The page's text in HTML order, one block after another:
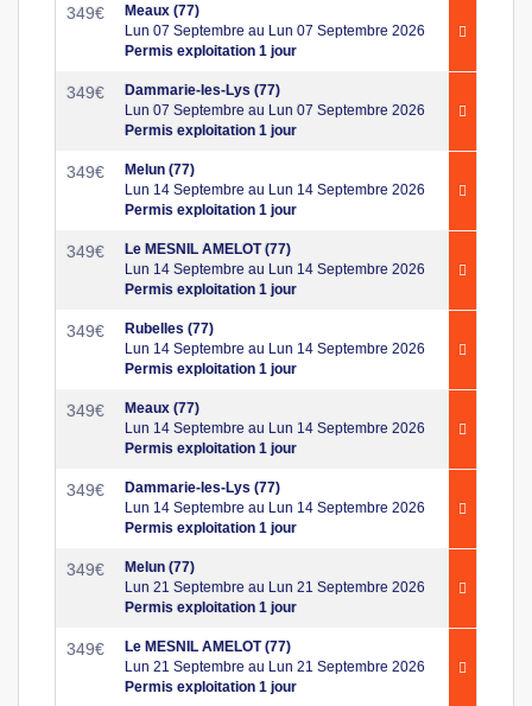
349€
Meaux (77)
Lun 07 Septembre au Lun 07 Septembre 2026
Permis exploitation 1 jour
349€
Dammarie-les-Lys (77)
Lun 07 Septembre au Lun 07 Septembre 2026
Permis exploitation 1 jour
349€
Melun (77)
Lun 14 Septembre au Lun 14 Septembre 2026
Permis exploitation 1 jour
349€
Le MESNIL AMELOT (77)
Lun 14 Septembre au Lun 14 Septembre 2026
Permis exploitation 1 jour
349€
Rubelles (77)
Lun 14 Septembre au Lun 14 Septembre 2026
Permis exploitation 1 jour
349€
Meaux (77)
Lun 14 Septembre au Lun 14 Septembre 2026
Permis exploitation 1 jour
349€
Dammarie-les-Lys (77)
Lun 14 Septembre au Lun 14 Septembre 2026
Permis exploitation 1 jour
349€
Melun (77)
Lun 21 Septembre au Lun 21 Septembre 2026
Permis exploitation 1 jour
349€
Le MESNIL AMELOT (77)
Lun 21 Septembre au Lun 21 Septembre 2026
Permis exploitation 1 jour